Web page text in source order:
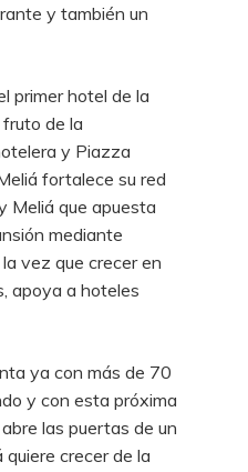
y también un
primer hotel de la
de la
y Piazza
fortalece su red
Meliá que apuesta
mediante
vez que crecer en
apoya a hoteles
ya con más de 70
y con esta próxima
las puertas de un
crecer de la